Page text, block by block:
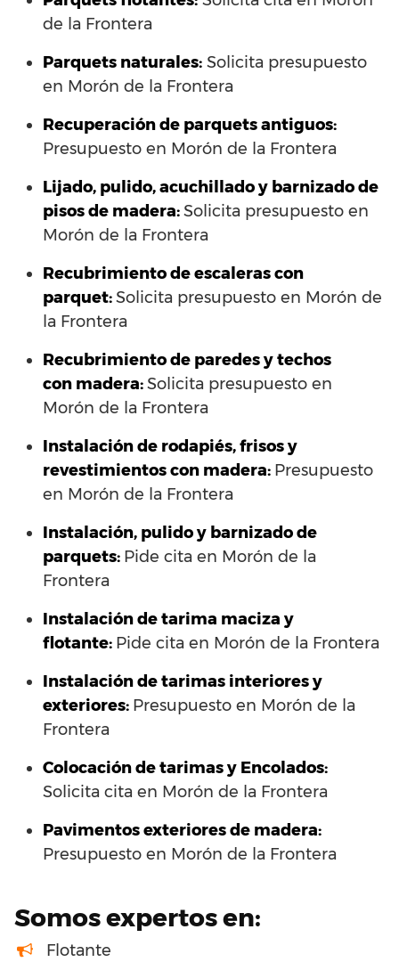
de la Frontera
Parquets naturales: Solicita presupuesto
en Morón de la Frontera
Recuperación de parquets antiguos:
Presupuesto en Morón de la Frontera
Lijado, pulido, acuchillado y barnizado de
pisos de madera:Solicita presupuesto en
Morón de la Frontera
Recubrimiento de escaleras con
parquet:Solicita presupuesto en Morón de
la Frontera
Recubrimiento de paredes y techos
con madera:Solicita presupuesto en
Morón de la Frontera
Instalación de rodapiés, frisos y
revestimientos con madera: Presupuesto
en Morón de la Frontera
Instalación, pulido y barnizado de
parquets: Pide cita en Morón de la
Frontera
Instalación de tarima maciza y
flotante: Pide cita en Morón de la Frontera
Instalación de tarimas interiores y
exteriores: Presupuesto en Morón de la
Frontera
Colocación de tarimas y Encolados:
Solicita cita en Morón de la Frontera
Pavimentos exteriores de madera:
Presupuesto en Morón de la Frontera
Somos expertos en:
Flotante